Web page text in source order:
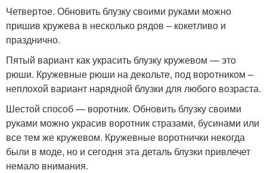
Четвертое. Обновить блузку своими руками можно
пришив кружева в несколько рядов – кокетливо и
празднично.
Пятый вариант как украсить блузку кружевом — это
рюши. Кружевные рюши на декольте, под воротником –
неплохой вариант нарядной блузки для любого возраста.
Шестой способ — воротник. Обновить блузку своими
руками можно украсив воротник стразами, бусинами или
все тем же кружевом. Кружевные воротнички некогда
были в моде, но и сегодня эта деталь блузки привлечет
немало внимания.